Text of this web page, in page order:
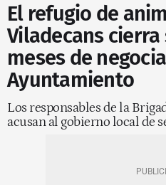
El refugio de
Viladecans
meses de
Ayuntamiento
Los responsables de la
acusan al gobierno local de